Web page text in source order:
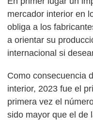
mercador interior en
obliga a los
a orientar su
internacional si
Como consecuencia
interior, 2023 fue el
primera vez el
sido mayor que el de